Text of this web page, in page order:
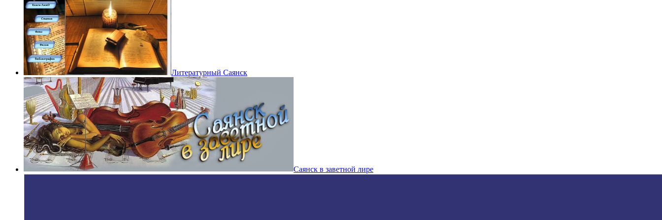
Литературный Саянск
Саянск в заветной лире